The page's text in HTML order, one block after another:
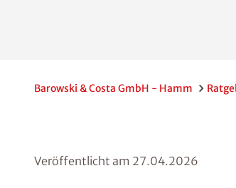
Barowski & Costa GmbH - Hamm
Veröffentlicht am 27.04.2026